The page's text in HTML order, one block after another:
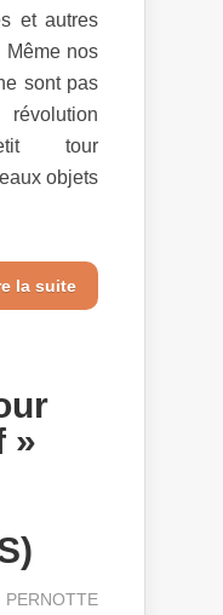
et autres
nos
sont pas
tour
objets
la suite
»
PERNOTTE